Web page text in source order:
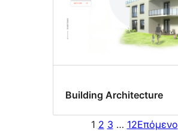
Building Architecture
1 2 3 … 12Επόμενο